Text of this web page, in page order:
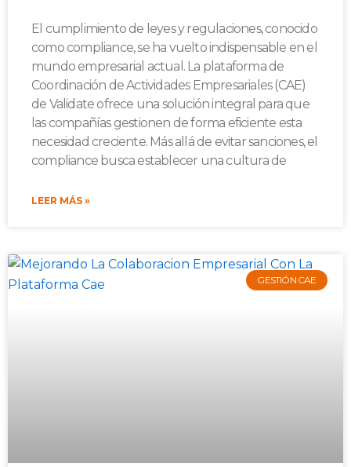
El cumplimiento de leyes y regulaciones, conocido
como compliance, se ha vuelto indispensable en el
mundo empresarial actual. La plataforma de
Coordinación de Actividades Empresariales (CAE)
de Validate ofrece una solución integral para que
las compañías gestionen de forma eficiente esta
necesidad creciente. Más allá de evitar sanciones, el
compliance busca establecer una cultura de
LEER MÁS »
GESTIÓN CAE